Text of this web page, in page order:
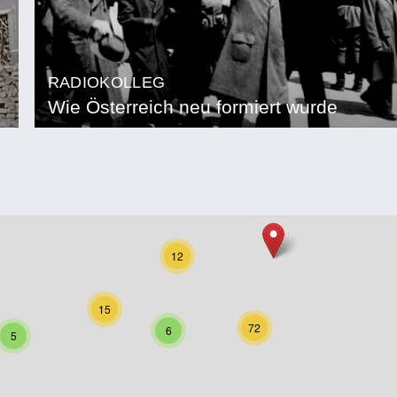
RADIOKOLLEG
Wie Österreich neu formiert wurde
5
12
15
6
72